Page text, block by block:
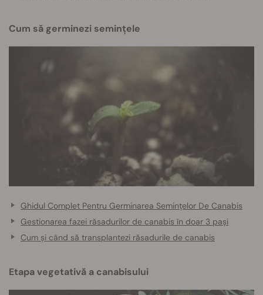
Cum să germinezi semințele
Ghidul Complet Pentru Germinarea Semințelor De Canabis
Gestionarea fazei răsadurilor de canabis în doar 3 pași
Cum și când să transplantezi răsadurile de canabis
Etapa vegetativă a canabisului